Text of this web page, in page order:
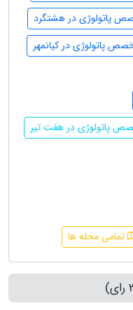
پاتولوژی در هشتگرد
پاتولوژی در کیانمهر
پاتولوژی در هفت تیر
تمامی محله ها